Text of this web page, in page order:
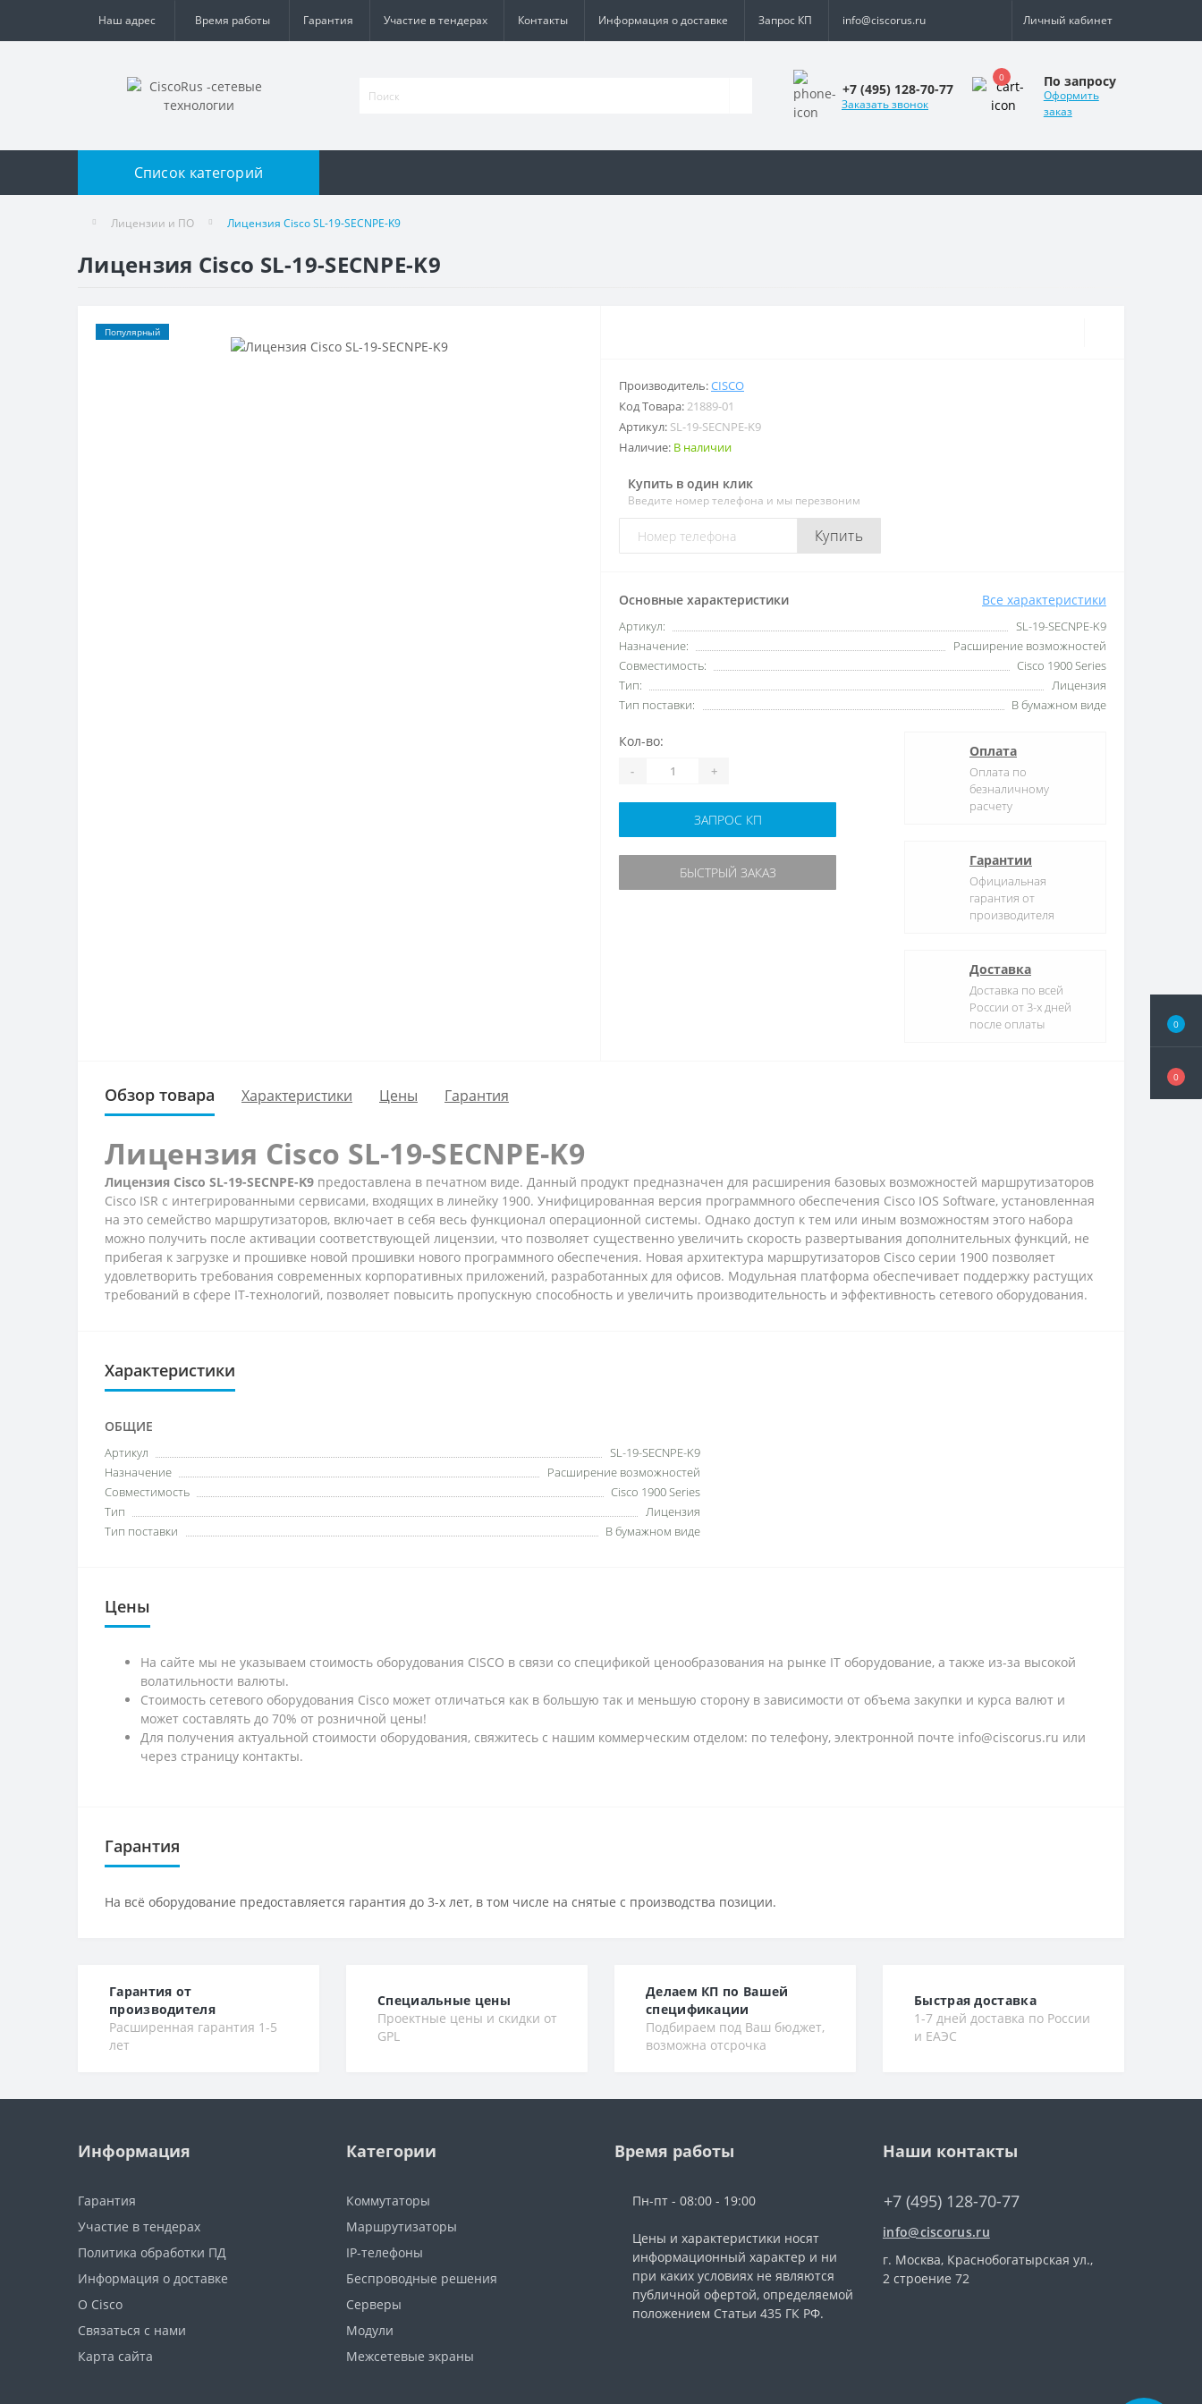
0
0
Наш адрес Время работы Гарантия Участие в тендерах Контакты Информация о доставке Запрос КП info@ciscorus.ru Личный кабинет
+7 (495) 128-70-77
Заказать звонок
0 По запросу
Оформить
заказ
Список категорий
Лицензии и ПО Лицензия Cisco SL-19-SECNPE-K9
Лицензия Cisco SL-19-SECNPE-K9
Популярный
Производитель:CISCO
Код Товара:21889-01
Артикул: SL-19-SECNPE-K9
Наличие: В наличии
Купить в один клик
Введите номер телефона и мы перезвоним
Купить
Основные характеристики Все характеристики
Артикул:
SL-19-SECNPE-K9
Назначение:
Расширение возможностей
Совместимость:
Cisco 1900 Series
Тип:
Лицензия
Тип поставки:
В бумажном виде
Кол-во:
- +
ЗАПРОС КП
БЫСТРЫЙ ЗАКАЗ
Оплата
Оплата по
безналичному
расчету
Гарантии
Официальная
гарантия от
производителя
Доставка
Доставка по всей
России от 3-х дней
после оплаты
Обзор товара Характеристики Цены Гарантия
Лицензия Cisco SL-19-SECNPE-K9
Лицензия Cisco SL-19-SECNPE-K9 предоставлена в печатном виде. Данный продукт предназначен для расширения базовых возможностей маршрутизаторов
Cisco ISR с интегрированными сервисами, входящих в линейку 1900. Унифицированная версия программного обеспечения Cisco IOS Software, установленная
на это семейство маршрутизаторов, включает в себя весь функционал операционной системы. Однако доступ к тем или иным возможностям этого набора
можно получить после активации соответствующей лицензии, что позволяет существенно увеличить скорость развертывания дополнительных функций, не
прибегая к загрузке и прошивке новой прошивки нового программного обеспечения. Новая архитектура маршрутизаторов Cisco серии 1900 позволяет
удовлетворить требования современных корпоративных приложений, разработанных для офисов. Модульная платформа обеспечивает поддержку растущих
требований в сфере IT-технологий, позволяет повысить пропускную способность и увеличить производительность и эффективность сетевого оборудования.
Характеристики
ОБЩИЕ
Артикул
SL-19-SECNPE-K9
Назначение
Расширение возможностей
Совместимость
Cisco 1900 Series
Тип
Лицензия
Тип поставки
В бумажном виде
Цены
На сайте мы не указываем стоимость оборудования CISCO в связи со спецификой ценообразования на рынке IT оборудование, а также из-за высокой
волатильности валюты.
Стоимость сетевого оборудования Cisco может отличаться как в большую так и меньшую сторону в зависимости от объема закупки и курса валют и
может составлять до 70% от розничной цены!
Для получения актуальной стоимости оборудования, свяжитесь с нашим коммерческим отделом: по телефону, электронной почте info@ciscorus.ru или
через страницу контакты.
Гарантия
На всё оборудование предоставляется гарантия до 3-х лет, в том числе на снятые с производства позиции.
Гарантия от
производителя
Расширенная гарантия 1-5
лет
Специальные цены
Проектные цены и скидки от
GPL
Делаем КП по Вашей
спецификации
Подбираем под Ваш бюджет,
возможна отсрочка
Быстрая доставка
1-7 дней доставка по России
и ЕАЭС
Информация
Гарантия
Участие в тендерах
Политика обработки ПД
Информация о доставке
О Cisco
Связаться с нами
Карта сайта
Категории
Коммутаторы
Маршрутизаторы
IP-телефоны
Беспроводные решения
Серверы
Модули
Межсетевые экраны
Время работы
Пн-пт - 08:00 - 19:00
Цены и характеристики носят
информационный характер и ни
при каких условиях не являются
публичной офертой, определяемой
положением Статьи 435 ГК РФ.
Наши контакты
+7 (495) 128-70-77
info@ciscorus.ru
г. Москва, Краснобогатырская ул.,
2 строение 72